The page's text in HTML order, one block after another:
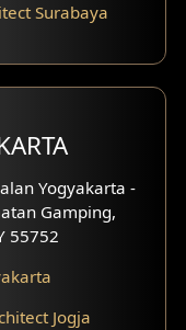
Surabaya
Yogyakarta -
Gamping,
55752
Jogja